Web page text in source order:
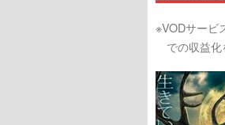
※VODサービ
での収益化